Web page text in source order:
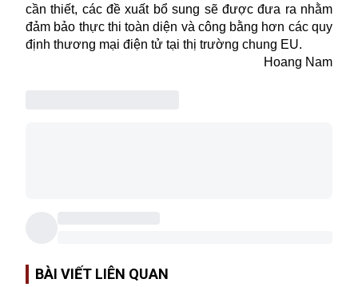
cần thiết, các đề xuất bổ sung sẽ được đưa ra nhằm
đảm bảo thực thi toàn diện và công bằng hơn các quy
định thương mại điện tử tại thị trường chung EU.
Hoang Nam
BÀI VIẾT LIÊN QUAN